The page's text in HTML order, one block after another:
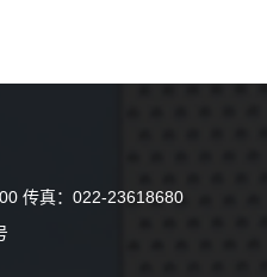
传真：022-23618680